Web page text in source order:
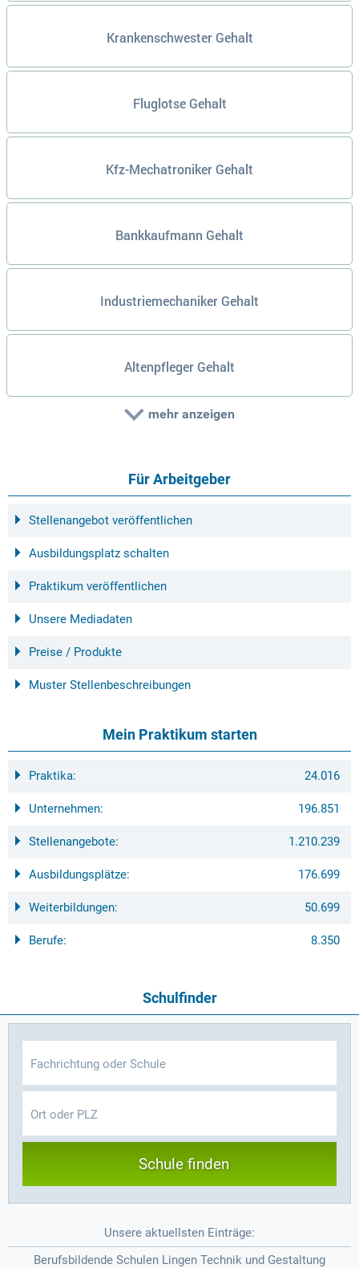
Krankenschwester Gehalt
Fluglotse Gehalt
Kfz-Mechatroniker Gehalt
Bankkaufmann Gehalt
Industriemechaniker Gehalt
Altenpfleger Gehalt
mehr anzeigen
Für Arbeitgeber
Stellenangebot veröffentlichen
Ausbildungsplatz schalten
Praktikum veröffentlichen
Unsere Mediadaten
Preise / Produkte
Muster Stellenbeschreibungen
Mein Praktikum starten
Praktika: 24.016
Unternehmen: 196.851
Stellenangebote: 1.210.239
Ausbildungsplätze: 176.699
Weiterbildungen: 50.699
Berufe: 8.350
Schulfinder
Schule finden
Unsere aktuellsten Einträge:
Berufsbildende Schulen Lingen Technik und Gestaltung